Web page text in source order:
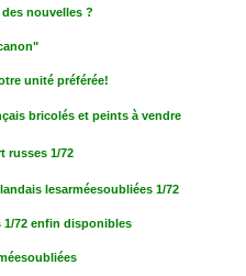
nouvelles ?
unité préférée!
bricolés et peints à vendre
russes 1/72
lesarméesoubliées 1/72
1/72 enfin disponibles